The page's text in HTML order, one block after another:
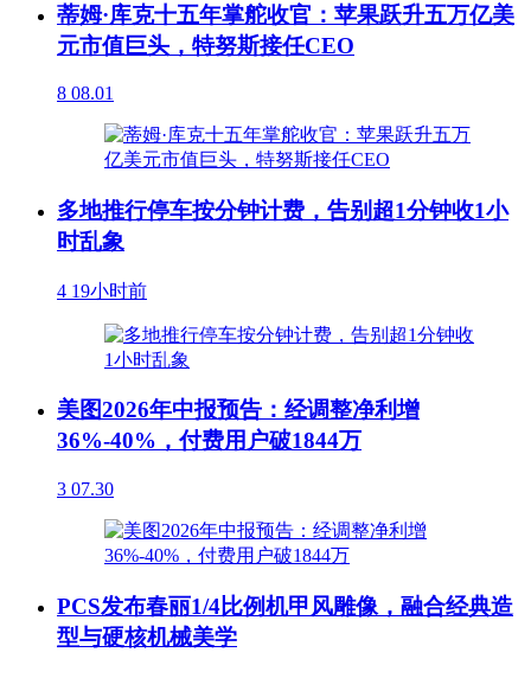
蒂姆·库克十五年掌舵收官：苹果跃升五万亿美
元市值巨头，特努斯接任CEO
8 08.01
多地推行停车按分钟计费，告别超1分钟收1小
时乱象
4 19小时前
美图2026年中报预告：经调整净利增
36%-40%，付费用户破1844万
3 07.30
PCS发布春丽1/4比例机甲风雕像，融合经典造
型与硬核机械美学